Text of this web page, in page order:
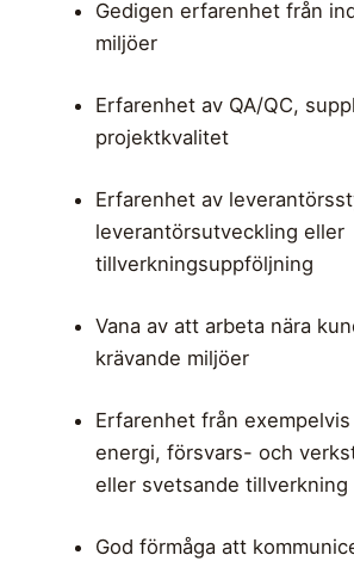
Gedigen erfarenhet från
miljöer
Erfarenhet av QA/QC,
projektkvalitet
Erfarenhet av
leverantörsutveckling eller
tillverkningsuppföljning
Vana av att arbeta nära
krävande miljöer
Erfarenhet från
energi, försvars- och
eller svetsande tillverkning
God förmåga att